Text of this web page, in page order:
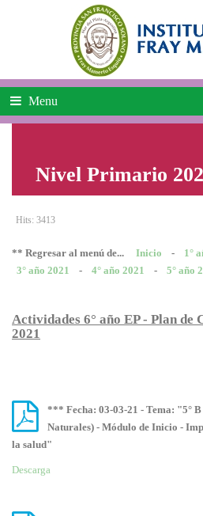
Menu
Nivel Primario
Hits: 3413
** Regresar al menú de... Inicio - 1°
3° año 2021 - 4° año 2021 - 5° año
Actividades 6° año EP - Plan de
2021
*** Fecha: 03-03-21 - Tema: "5°
Naturales) - Módulo de Inicio -
la salud"
Descarga